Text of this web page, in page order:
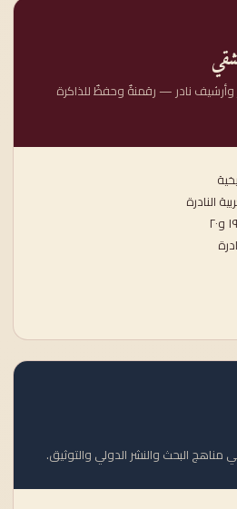
وأرشيف نادر — رقمنةٌ وحفظٌ للذاكرة
النادرة
البحث والنشر الدولي والتوثيق.